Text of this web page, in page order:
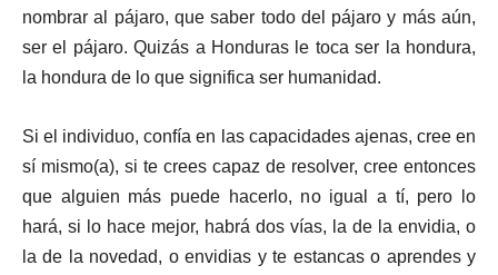
nombrar al pájaro, que saber todo del pájaro y más aún,
ser el pájaro. Quizás a Honduras le toca ser la hondura,
la hondura de lo que significa ser humanidad.
Si el individuo, confía en las capacidades ajenas, cree en
sí mismo(a), si te crees capaz de resolver, cree entonces
que alguien más puede hacerlo, no igual a tí, pero lo
hará, si lo hace mejor, habrá dos vías, la de la envidia, o
la de la novedad, o envidias y te estancas o aprendes y